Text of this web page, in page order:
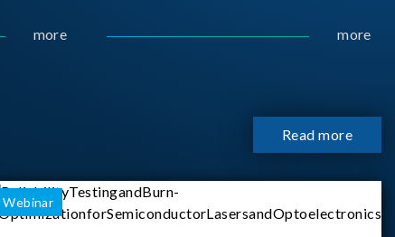
more more
Read more
Webinar